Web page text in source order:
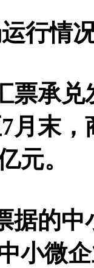
行情
票承
月末
元。
据的
小微